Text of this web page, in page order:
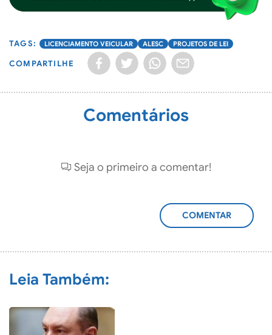
LICENCIAMENTO VEICULAR ALESC PROJETOS DE LEI
COMPARTILHE
Comentários
Seja o primeiro a comentar!
ADICIONAR
Leia Também: